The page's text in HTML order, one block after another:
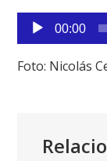
Reproductor
de
audio
00:00
Foto: Nicolás